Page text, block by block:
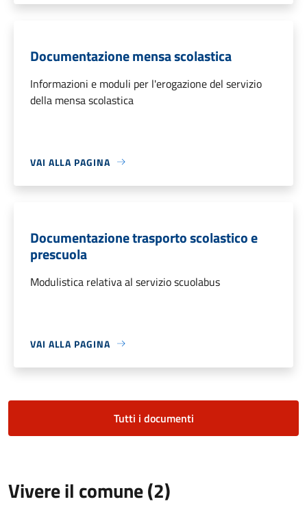
Documentazione mensa scolastica
Informazioni e moduli per l'erogazione del servizio
della mensa scolastica
VAI ALLA PAGINA
Documentazione trasporto scolastico e
prescuola
Modulistica relativa al servizio scuolabus
VAI ALLA PAGINA
Tutti i documenti
Vivere il comune (2)